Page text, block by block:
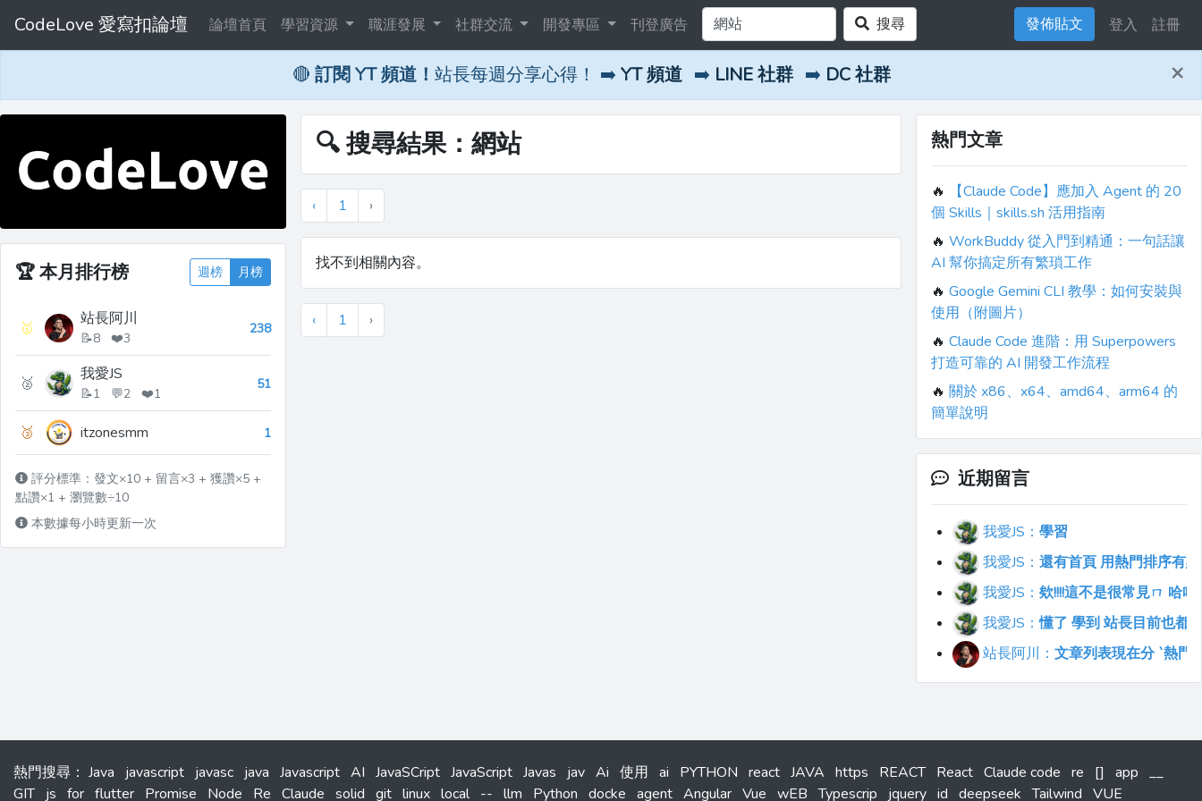
CodeLove 愛寫扣論壇 論壇首頁 學習資源 職涯發展 社群交流 開發專區 刊登廣告 搜尋 發佈貼文 登入 註冊
🔴 訂閱 YT 頻道！ 站長每週分享心得！ ➡️ YT 頻道 ➡️ LINE 社群 ➡️ DC 社群 ×
🏆本月排行榜 週榜 月榜
🥇 站長阿川
📝8 ❤️3
238
🥈 我愛JS
📝1 💬2 ❤️1
51
🥉 itzonesmm 1
評分標準：發文×10 + 留言×3 + 獲讚×5 +
點讚×1 + 瀏覽數÷10
本數據每小時更新一次
🔍 搜尋結果：網站
‹ 1 ›
找不到相關內容。
‹ 1 ›
熱門文章
🔥
【Claude Code】應加入 Agent 的 20
個 Skills｜skills.sh 活用指南
🔥 WorkBuddy 從入門到精通：一句話讓
AI 幫你搞定所有繁瑣工作
🔥 Google Gemini CLI 教學：如何安裝與
使用（附圖片）
🔥 Claude Code 進階：用 Superpowers
打造可靠的 AI 開發工作流程
🔥 關於 x86、x64、amd64、arm64 的
簡單說明
近期留言
我愛JS： 學習
我愛JS： 還有首頁 用熱門排序有
我愛JS： 欸!!!!這不是很常見ㄇ 哈
我愛JS：懂了 學到 站長目前也都
站長阿川： 文章列表現在分 `熱門
熱門搜尋 ： Java javascript javasc java Javascript AI JavaSCript JavaScript Javas jav Ai 使用 ai PYTHON react JAVA https REACT React Claude code re [] app __
GIT js for flutter Promise Node Re Claude solid git linux local -- llm Python docke agent Angular Vue wEB Typescrip jquery id deepseek Tailwind VUE